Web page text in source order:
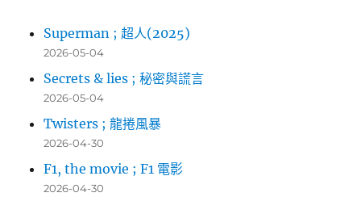
Superman ; 超人(2025)
2026-05-04
Secrets & lies ; 秘密與謊言
2026-05-04
Twisters ; 龍捲風暴
2026-04-30
F1, the movie ; F1 電影
2026-04-30